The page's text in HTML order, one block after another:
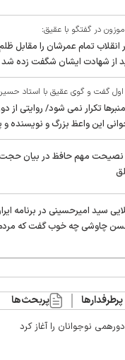
در گفتگو با عقیق:
تمام عمرشان را مقابل
از شهادت ایشان شگفت زده شد
گفت و گوی عقیق با استاد حسین
تکرار نمی شود/ روایتی از
این واعظ بزرگ و نویسنده و
مهم حافظ در بیان حجت
سید امیر‌حسینی در برنامه
چاوشی چه خوب گفت که مردم
پربحث‌ها
نوجوانان را آغاز کرد